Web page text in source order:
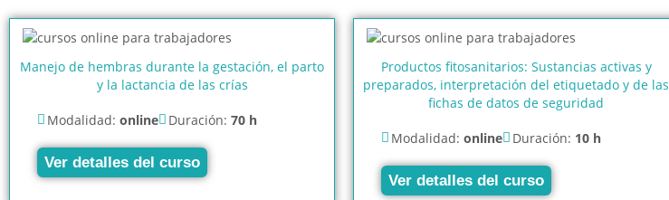
Manejo de hembras durante la gestación, el parto
y la lactancia de las crías
Modalidad: online Duración: 70 h
Ver detalles del curso
Productos fitosanitarios: Sustancias activas y
preparados, interpretación del etiquetado y de las
fichas de datos de seguridad
Modalidad: online Duración: 10 h
Ver detalles del curso